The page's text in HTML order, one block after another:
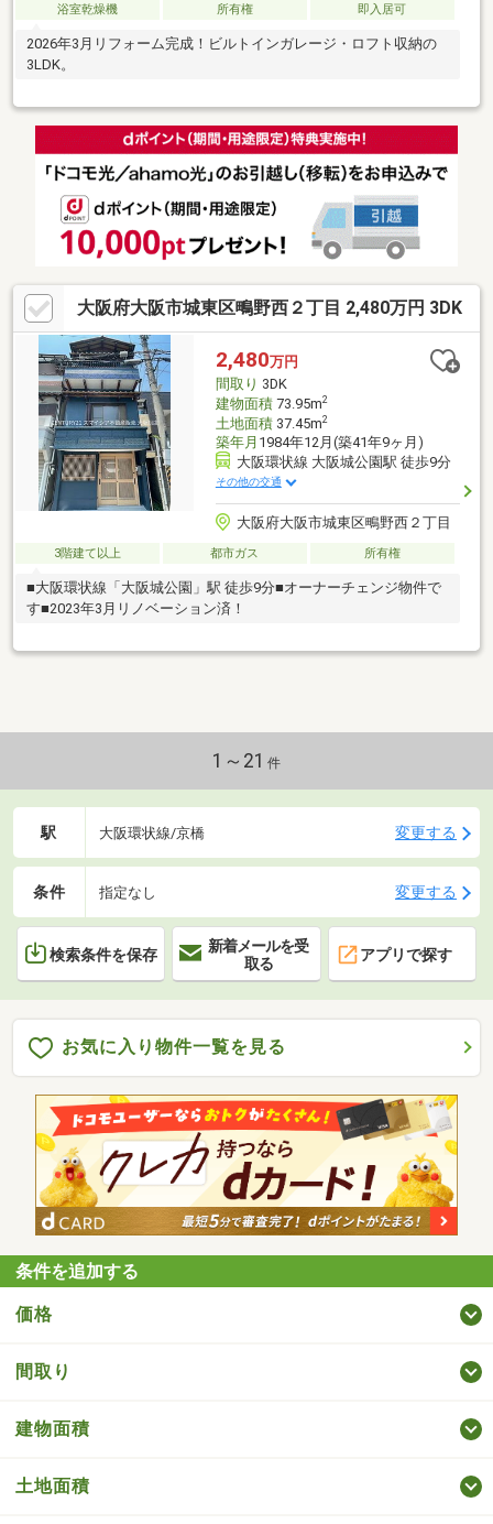
浴室乾燥機
所有権 即入居可
2026年3月リフォーム完成！ビルトインガレージ・ロフト収納の
3LDK。
大阪府大阪市城東区鴫野西２丁目 2,480万円 3DK
2,480万円
間取り 3DK
建物面積73.95m2
土地面積37.45m2
築年月 1984年12月(築41年9ヶ月)
大阪環状線 大阪城公園駅 徒歩9分
その他の交通
大阪府大阪市城東区鴫野西２丁目
3階建て以上 都市ガス 所有権
■大阪環状線「大阪城公園」駅 徒歩9分■オーナーチェンジ物件で
す■2023年3月リノベーション済！
1～21 件
駅 大阪環状線/京橋 変更する
条件 指定なし 変更する
検索条件を保存
新着メールを受
取る
アプリで探す
お気に入り物件一覧を見る
条件を追加する
価格
間取り
建物面積
土地面積